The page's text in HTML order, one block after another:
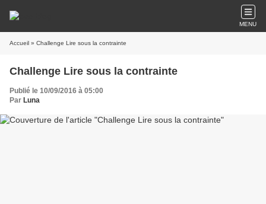
MENU
Accueil » Challenge Lire sous la contrainte
Challenge Lire sous la contrainte
Publié le 10/09/2016 à 05:00
Par Luna